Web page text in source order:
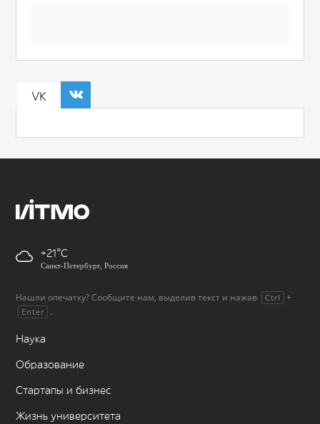
VK
+21
Санкт-Петербург, Россия
Нашли опечатку? Сообщите нам, выделив текст и нажав Ctrl +
Enter .
Наука
Образование
Стартапы и бизнес
Жизнь университета